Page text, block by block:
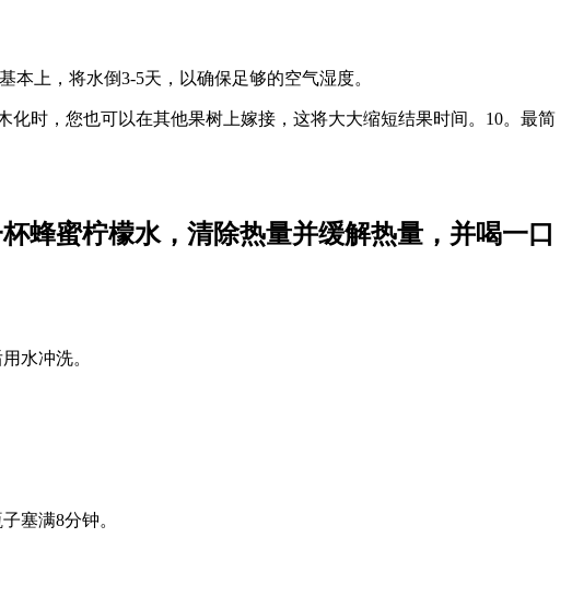
上，将水倒3-5天，以确保足够的空气湿度。
时，您也可以在其他果树上嫁接，这将大大缩短结果时间。10。最简
蜂蜜柠檬水，清除热量并缓解热量，并喝一口
水冲洗。
塞满8分钟。